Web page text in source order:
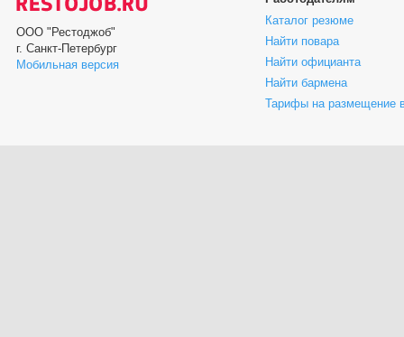
ООО "Рестоджоб"
г. Санкт-Петербург
Мобильная версия
Каталог резюме
Найти повара
Найти официанта
Найти бармена
Тарифы на размещение